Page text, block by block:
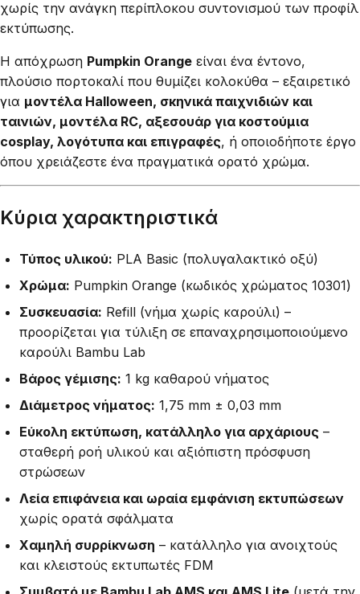
χωρίς την ανάγκη περίπλοκου συντονισμού των προφίλ
εκτύπωσης.
Η απόχρωση Pumpkin Orange είναι ένα έντονο,
πλούσιο πορτοκαλί που θυμίζει κολοκύθα – εξαιρετικό
για μοντέλα Halloween, σκηνικά παιχνιδιών και
ταινιών, μοντέλα RC, αξεσουάρ για κοστούμια
cosplay, λογότυπα και επιγραφές, ή οποιοδήποτε έργο
όπου χρειάζεστε ένα πραγματικά ορατό χρώμα.
Κύρια χαρακτηριστικά
Τύπος υλικού: PLA Basic (πολυγαλακτικό οξύ)
Χρώμα: Pumpkin Orange (κωδικός χρώματος 10301)
Συσκευασία: Refill (νήμα χωρίς καρούλι) –
προορίζεται για τύλιξη σε επαναχρησιμοποιούμενο
καρούλι Bambu Lab
Βάρος γέμισης: 1 kg καθαρού νήματος
Διάμετρος νήματος: 1,75 mm ± 0,03 mm
Εύκολη εκτύπωση, κατάλληλο για αρχάριους –
σταθερή ροή υλικού και αξιόπιστη πρόσφυση
στρώσεων
Λεία επιφάνεια και ωραία εμφάνιση εκτυπώσεων
χωρίς ορατά σφάλματα
Χαμηλή συρρίκνωση – κατάλληλο για ανοιχτούς
και κλειστούς εκτυπωτές FDM